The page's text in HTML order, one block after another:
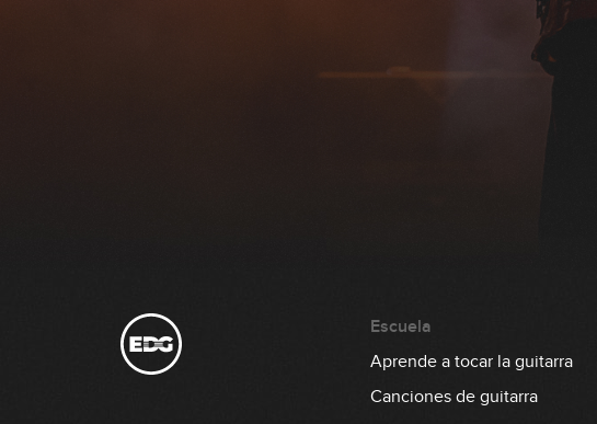
Escuela
Aprende a tocar la guitarra
Canciones de guitarra